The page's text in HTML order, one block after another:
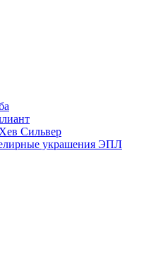
Сильвер
украшения ЭПЛ